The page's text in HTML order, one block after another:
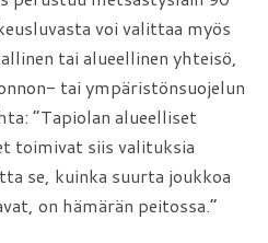
voi valittaa myös
tai alueellinen yhteisö,
tai ympäristönsuojelun
”Tapiolan alueelliset
toimivat siis valituksia
se, kuinka suurta joukkoa
on hämärän peitossa.”